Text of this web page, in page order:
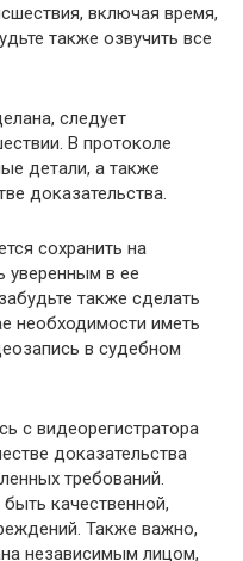
включая время,
также озвучить все
следует
В протоколе
детали, а также
доказательства.
сохранить на
уверенным в ее
также сделать
необходимости иметь
в судебном
с видеорегистратора
доказательства
требований.
качественной,
Также важно,
независимым лицом,